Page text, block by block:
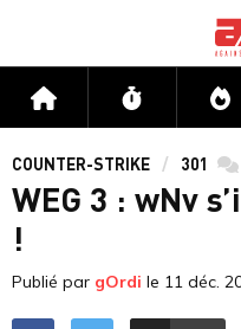
Accueil Flux
COUNTER-STRIKE 301
WEG 3 : wNv
!
Publié par gOrdi le 11 déc.